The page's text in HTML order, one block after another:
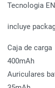
Tecnologia
incluye
Caja de carga
400mAh
Auriculares